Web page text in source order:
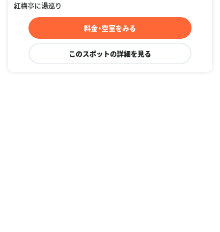
紅梅亭に湯巡り
料金・空室をみる
このスポットの詳細を見る